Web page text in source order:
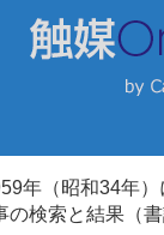
年（昭和34年
検索と結果（